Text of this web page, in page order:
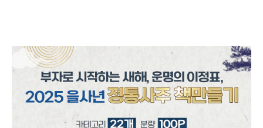
신년운세
토정비결
오늘의 운세
회원가입